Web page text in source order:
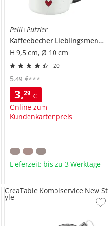
Peill+Putzler
Kaffeebecher Lieblingsmensch
H 9,5 cm, Ø 10 cm
20
3,29 €
Online zum
Kundenkartenpreis
5,49 €***
Lieferzeit: bis zu 3 Werktage
CreaTable Kombiservice New St
yle